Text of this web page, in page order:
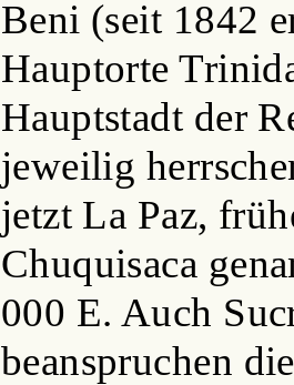
Beni (seit 1842
Hauptorte
Hauptstadt der
jeweilig
jetzt La Paz,
Chuquisaca
000 E. Auch
beanspruchen